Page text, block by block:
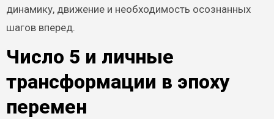
динамику, движение и необходимость осознанных
шагов вперед.
Число 5 и личные
трансформации в эпоху
перемен